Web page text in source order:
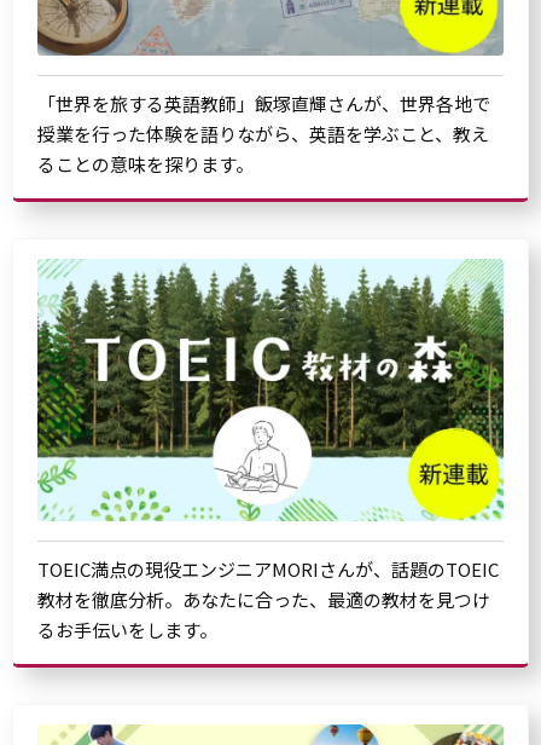
「世界を旅する英語教師」飯塚直輝さんが、世界各地で
授業を行った体験を語りながら、英語を学ぶこと、教え
ることの意味を探ります。
TOEIC満点の現役エンジニアMORIさんが、話題のTOEIC
教材を徹底分析。あなたに合った、最適の教材を見つけ
るお手伝いをします。